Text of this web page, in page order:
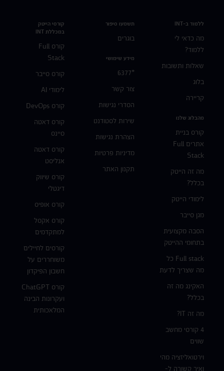
ללמוד ב-INT
מה כדאי לי
ללמוד?
שאלות ותשובות
בלוג
קריירה
מהבלוג שלנו
קורס בניית
אתרים Full
Stack
מה זה הייטק
בכלל?
לימודי הייטק
מגן סייבר
הסבה מקצועית
בתחומי ההייטק
Full stack כל
מה שצריך לדעת
האקינג מה זה
בכלל?
מה זה IT?
4 קורסי מחשב
שווים
וירטואליזציה מהי
ואיך קשורה ל-
תשמעו סיפור
בוגרים
מידע שימושי
*6377
צור קשר
הסדרי נגישות
שירות לסטודנט
הצהרת נגישות
מדיניות פרטיות
תקנון האתר
קורסי הייטק
במכללת INT
קורס Full
Stack
קורס סייבר
לימודי AI
קורס DevOps
קורס דאטה
סיינס
קורס דאטה
אנליסט
קורס שיווק
דיגטלי
קורס אופיס
קורס אקסל
למתקדמים
קורסים לחיילים
משוחררים על
חשבון הפיקדון
קורס ChatGPT
ועקרונות הבינה
המלאכותית